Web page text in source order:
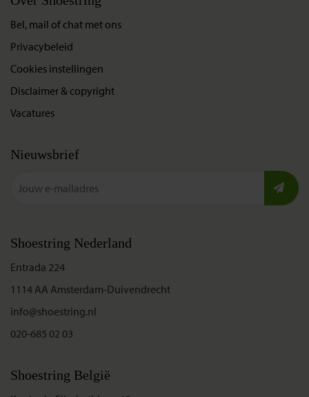
Bel, mail of chat met ons
Privacybeleid
Cookies instellingen
Disclaimer & copyright
Vacatures
Nieuwsbrief
Shoestring Nederland
Entrada 224
1114 AA Amsterdam-Duivendrecht
info@shoestring.nl
020-685 02 03
Shoestring België